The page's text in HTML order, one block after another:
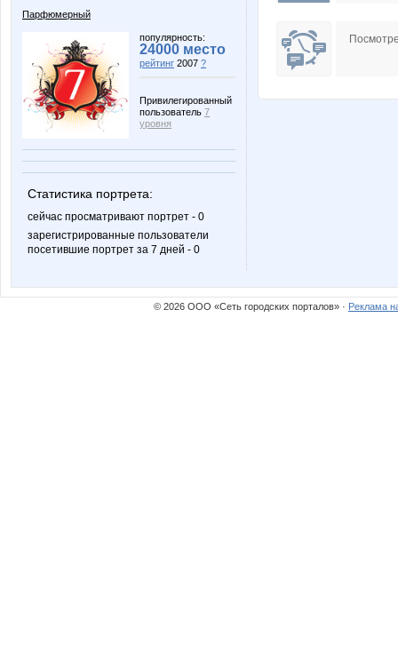
Парфюмерный
популярность:
24000 место
рейтинг 2007 ?
Привилегированный
пользователь 7
уровня
Статистика портрета:
сейчас просматривают портрет - 0
зарегистрированные пользователи
посетившие портрет за 7 дней - 0
XMSX
© 2026 ООО «Сеть городских порталов» · Реклама